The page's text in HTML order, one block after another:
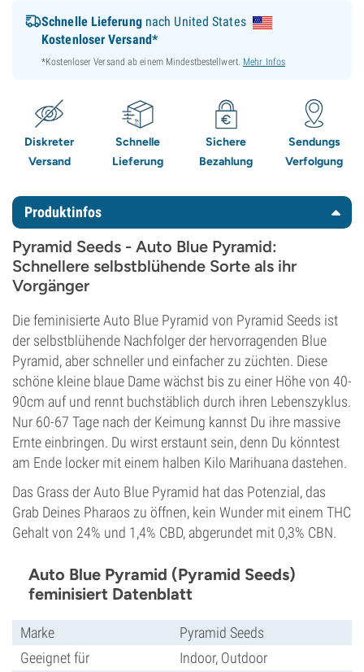
Schnelle Lieferungnach United States
Kostenloser Versand*
*Kostenloser Versand ab einem Mindestbestellwert. Mehr Infos
Diskreter
Versand
Schnelle
Lieferung
Sichere
Bezahlung
Sendungs
Verfolgung
Produktinfos
Pyramid Seeds - Auto Blue Pyramid:
Schnellere selbstblühende Sorte als ihr
Vorgänger
Die feminisierte Auto Blue Pyramid von Pyramid Seeds ist
der selbstblühende Nachfolger der hervorragenden Blue
Pyramid, aber schneller und einfacher zu züchten. Diese
schöne kleine blaue Dame wächst bis zu einer Höhe von 40-
90cm auf und rennt buchstäblich durch ihren Lebenszyklus.
Nur 60-67 Tage nach der Keimung kannst Du ihre massive
Ernte einbringen. Du wirst erstaunt sein, denn Du könntest
am Ende locker mit einem halben Kilo Marihuana dastehen.
Das Grass der Auto Blue Pyramid hat das Potenzial, das
Grab Deines Pharaos zu öffnen, kein Wunder mit einem THC
Gehalt von 24% und 1,4% CBD, abgerundet mit 0,3% CBN.
Auto Blue Pyramid (Pyramid Seeds)
feminisiert Datenblatt
Marke
Pyramid Seeds
Geeignet für
Indoor, Outdoor